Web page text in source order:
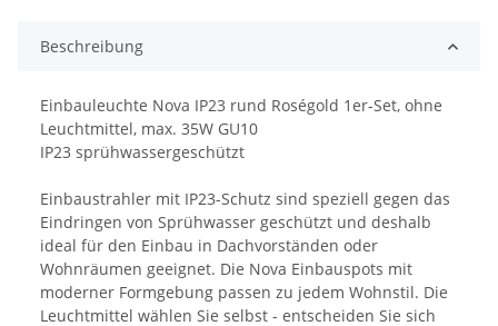
Beschreibung
Einbauleuchte Nova IP23 rund Roségold 1er-Set, ohne
Leuchtmittel, max. 35W GU10
IP23 sprühwassergeschützt
Einbaustrahler mit IP23-Schutz sind speziell gegen das
Eindringen von Sprühwasser geschützt und deshalb
ideal für den Einbau in Dachvorständen oder
Wohnräumen geeignet. Die Nova Einbauspots mit
moderner Formgebung passen zu jedem Wohnstil. Die
Leuchtmittel wählen Sie selbst - entscheiden Sie sich